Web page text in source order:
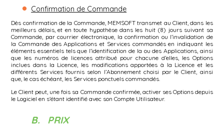
Confirmation de Commande
Dès confirmation de la Commande, MEMSOFT transmet au Client, dans les
meilleurs délais, et en toute hypothèse dans les huit (8) jours suivant sa
Commande, par courrier électronique, la confirmation ou l’invalidation de
la Commande des Applications et Services commandés en indiquant les
éléments essentiels tels que l’identification de la ou des Applications, ainsi
que les numéros de licences attribué pour chacune d’elles, les Options
inclues dans la Licence, les modifications apportées à la Licence et les
différents Services fournis selon l’Abonnement choisi par le Client, ainsi
que, le cas échéant, les Services ponctuels commandés.
Le Client peut, une fois sa Commande confirmée, activer ses Options depuis
le Logiciel en s'étant identifié avec son Compte Utilisateur.
B. PRIX